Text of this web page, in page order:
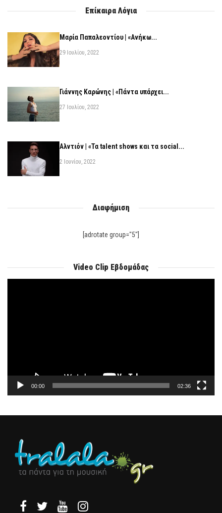
Επίκαιρα Λόγια
Μαρία Παπαλεοντίου | «Ανήκω...
29 Ιουλίου, 2022
Γιάννης Καρώνης | «Πάντα υπάρχει...
27 Ιουλίου, 2022
Αλντιόν | «Τα talent shows και τα social...
2 Ιουνίου, 2022
Διαφήμιση
[adrotate group="5"]
Video Clip Εβδομάδας
00:00 02:36